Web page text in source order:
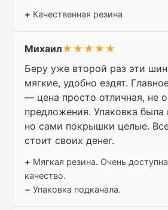
+ Качественная резина
Михаил★★★★★
Беру уже второй раз эти
мягкие, удобно ездят.
— цена просто отличная, не
предложения. Упаковка была
но сами покрышки целые.
стоит своих денег.
+ Мягкая резина. Очень
качество.
− Упаковка подкачала.